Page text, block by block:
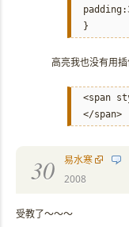
}
高亮我也没有用插
<span
</span>
30
易水寒
2008
受教了～～～